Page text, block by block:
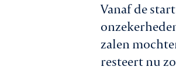
Vanaf de
zalen
resteert nu